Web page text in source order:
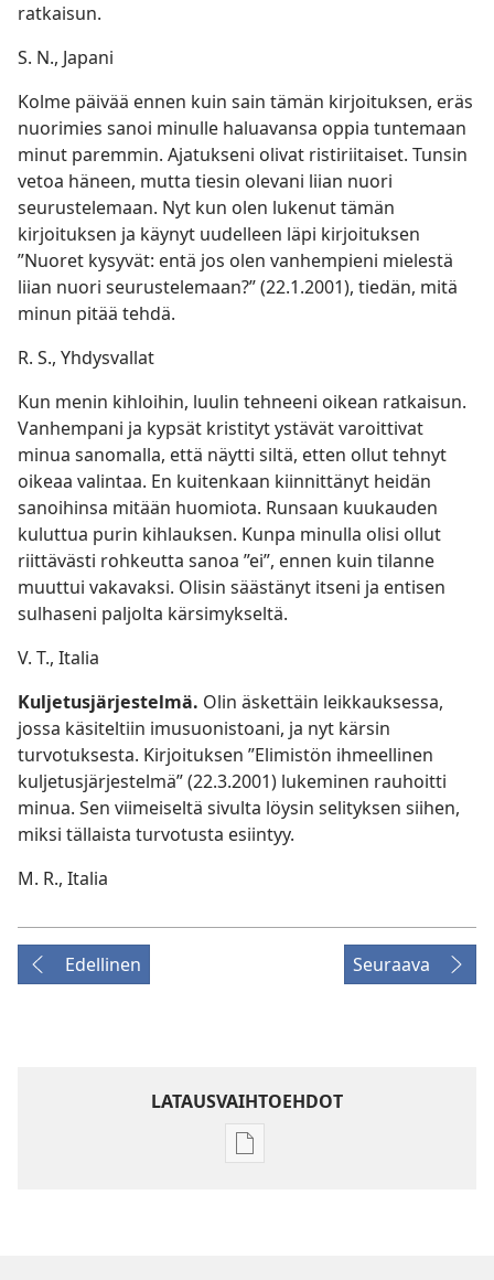
ratkaisun.
S. N., Japani
Kolme päivää ennen kuin sain tämän kirjoituksen, eräs
nuorimies sanoi minulle haluavansa oppia tuntemaan
minut paremmin. Ajatukseni olivat ristiriitaiset. Tunsin
vetoa häneen, mutta tiesin olevani liian nuori
seurustelemaan. Nyt kun olen lukenut tämän
kirjoituksen ja käynyt uudelleen läpi kirjoituksen
”Nuoret kysyvät: entä jos olen vanhempieni mielestä
liian nuori seurustelemaan?” (22.1.2001), tiedän, mitä
minun pitää tehdä.
R. S., Yhdysvallat
Kun menin kihloihin, luulin tehneeni oikean ratkaisun.
Vanhempani ja kypsät kristityt ystävät varoittivat
minua sanomalla, että näytti siltä, etten ollut tehnyt
oikeaa valintaa. En kuitenkaan kiinnittänyt heidän
sanoihinsa mitään huomiota. Runsaan kuukauden
kuluttua purin kihlauksen. Kunpa minulla olisi ollut
riittävästi rohkeutta sanoa ”ei”, ennen kuin tilanne
muuttui vakavaksi. Olisin säästänyt itseni ja entisen
sulhaseni paljolta kärsimykseltä.
V. T., Italia
Kuljetusjärjestelmä. Olin äskettäin leikkauksessa,
jossa käsiteltiin imusuonistoani, ja nyt kärsin
turvotuksesta. Kirjoituksen ”Elimistön ihmeellinen
kuljetusjärjestelmä” (22.3.2001) lukeminen rauhoitti
minua. Sen viimeiseltä sivulta löysin selityksen siihen,
miksi tällaista turvotusta esiintyy.
M. R., Italia
Edellinen Seuraava
LATAUSVAIHTOEHDOT
Julkaisujen